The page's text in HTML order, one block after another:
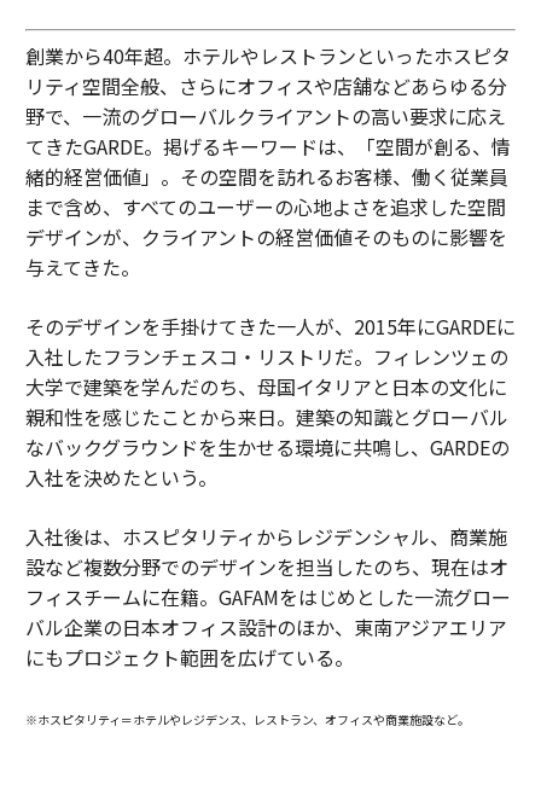
創業から40年超。ホテルやレストランといったホスピタ
リティ空間全般、さらにオフィスや店舗などあらゆる分
野で、一流のグローバルクライアントの高い要求に応え
てきたGARDE。掲げるキーワードは、「空間が創る、情
緒的経営価値」。その空間を訪れるお客様、働く従業員
まで含め、すべてのユーザーの心地よさを追求した空間
デザインが、クライアントの経営価値そのものに影響を
与えてきた。
そのデザインを手掛けてきた一人が、2015年にGARDEに
入社したフランチェスコ・リストリだ。フィレンツェの
大学で建築を学んだのち、母国イタリアと日本の文化に
親和性を感じたことから来日。建築の知識とグローバル
なバックグラウンドを生かせる環境に共鳴し、GARDEの
入社を決めたという。
入社後は、ホスピタリティからレジデンシャル、商業施
設など複数分野でのデザインを担当したのち、現在はオ
フィスチームに在籍。GAFAMをはじめとした一流グロー
バル企業の日本オフィス設計のほか、東南アジアエリア
にもプロジェクト範囲を広げている。
※ホスピタリティ＝ホテルやレジデンス、レストラン、オフィスや商業施設など。